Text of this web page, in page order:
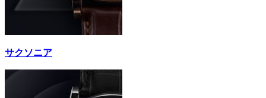
サクソニア